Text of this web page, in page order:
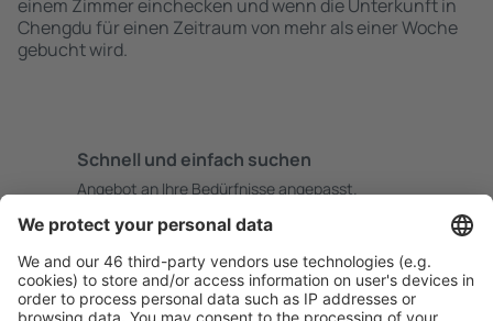
einem Zimmer einchecken und wenn die Unterkunft in
Chengdu für einen Zeitraum von mehr als einer Woche
gebucht wird.
Schnell und einfach suchen
Angebot an Ihre Bedürfnisse angepasst.
Sicher planen
Buchen ohne Sorgen mit einer kostenlosen
Stornierungsoption.